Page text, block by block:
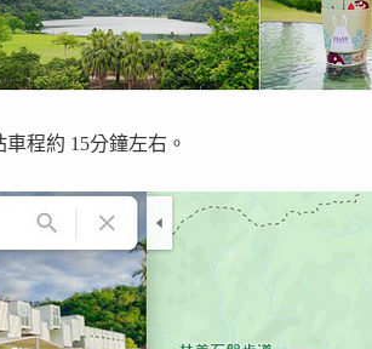
程約 15分鐘左右。